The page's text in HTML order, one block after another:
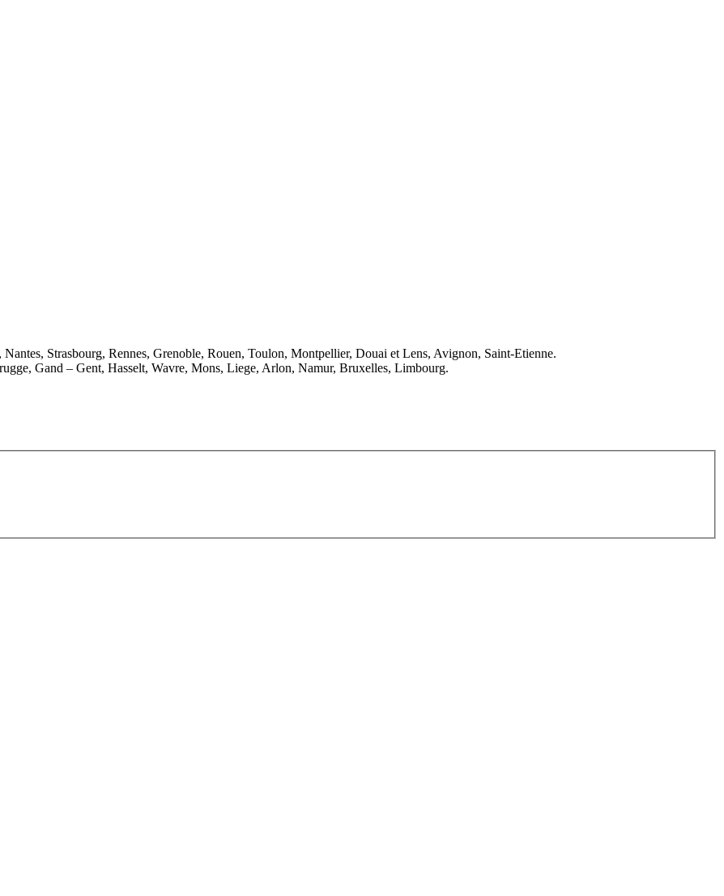
Strasbourg, Rennes, Grenoble, Rouen, Toulon, Montpellier, Douai et Lens, Avignon, Saint-Etienne.
Gand – Gent, Hasselt, Wavre, Mons, Liege, Arlon, Namur, Bruxelles, Limbourg.